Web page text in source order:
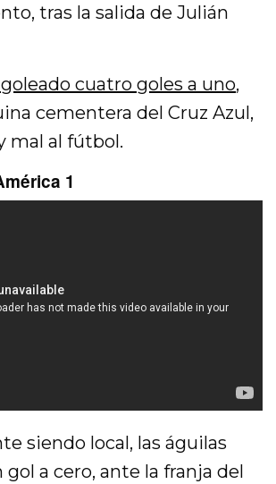
tras la salida de Julián
cuatro goles a uno,
cementera del Cruz Azul,
mal al fútbol.
1
siendo local, las águilas
a cero, ante la franja del